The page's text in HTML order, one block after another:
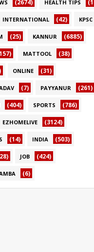
(2674) HEALTH TIPS
INTERNATIONAL (42) KPSC
(25) KANNUR (6885)
MATTOOL (38)
ONLINE (31)
(7) PAYYANUR (261)
(404) SPORTS (786)
EZHOMELIVE (3124)
(14) INDIA (503)
JOB (424)
(6)